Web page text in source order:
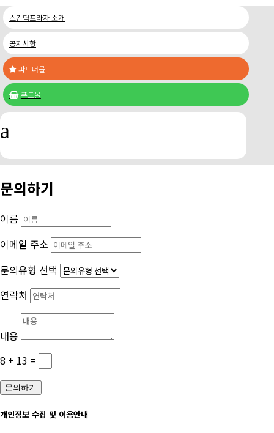
스칸딕프라자 소개
공지사항
 파트너몰
 푸드몰
a
문의하기
이름
이메일 주소
문의유형 선택
연락처
내용
8 + 13 =
문의하기
개인정보 수집 및 이용안내